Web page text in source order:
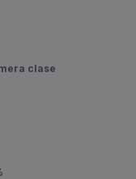
clase